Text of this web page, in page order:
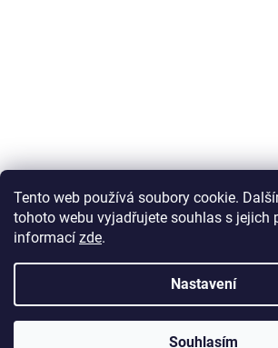
Tento web používá soubory cookie.
tohoto webu vyjadřujete souhlas s jejich
informací zde.
Nastavení
Souhlasím